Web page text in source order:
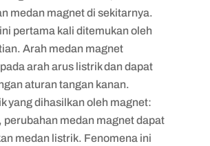
medan magnet di sekitarnya.
pertama kali ditemukan oleh
Arah medan magnet
arah arus listrik dan dapat
aturan tangan kanan.
yang dihasilkan oleh magnet:
perubahan medan magnet dapat
medan listrik. Fenomena ini